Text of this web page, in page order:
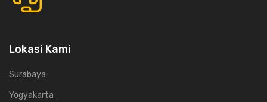
Lokasi Kami
Surabaya
Yogyakarta